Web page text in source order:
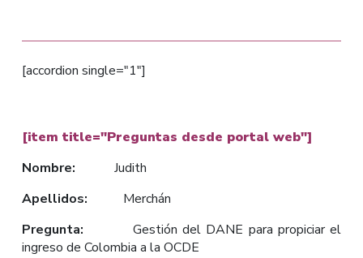
[accordion single="1"]
[item title="Preguntas desde portal web"]
Nombre: Judith
Apellidos: Merchán
Pregunta: Gestión del DANE para propiciar el
ingreso de Colombia a la OCDE